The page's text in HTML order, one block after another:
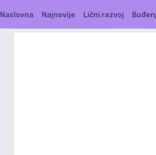
Naslovna Najnovije Lični razvoj